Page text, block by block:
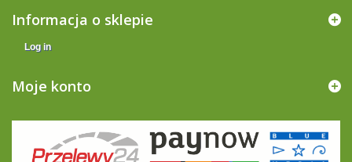
Informacja o sklepie
Log in
Moje konto